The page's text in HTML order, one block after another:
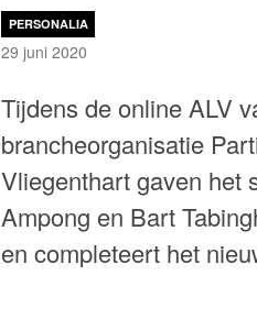
PERSONALIA
29 juni 2020
Tijdens de online ALV
brancheorganisatie
Vliegenthart gaven het
Ampong en Bart
en completeert het